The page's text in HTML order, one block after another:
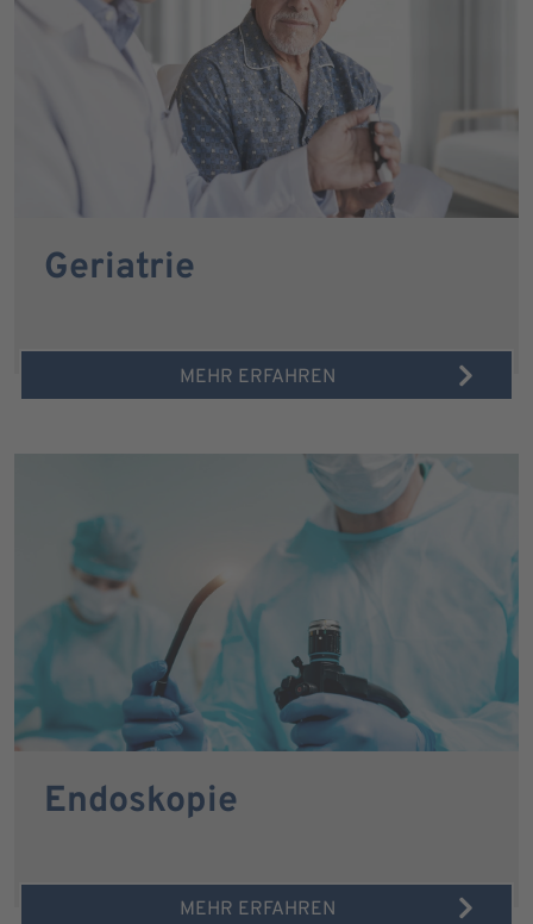
Geriatrie
MEHR ERFAHREN
Endoskopie
MEHR ERFAHREN